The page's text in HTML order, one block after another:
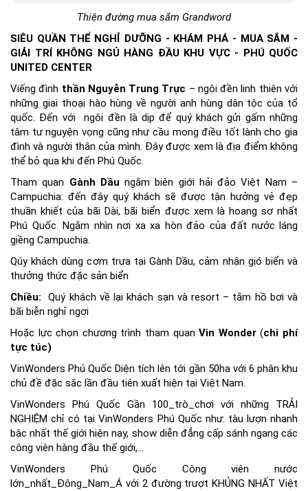
Thiên đường mua sắm Grandword
SIÊU QUẦN THỂ NGHỈ DƯỠNG - KHÁM PHÁ - MUA SẮM -
GIẢI TRÍ KHÔNG NGỦ HÀNG ĐẦU KHU VỰC - PHÚ QUỐC
UNITED CENTER
Viếng đình thần Nguyễn Trung Trực – ngôi đền linh thiên với
những giai thoại hào hùng về người anh hùng dân tộc của tổ
quốc. Đến với ngôi đền là dịp để quý khách gửi gấm những
tâm tư nguyện vọng cũng như cầu mong điều tốt lành cho gia
đình và người thân của mình. Đây được xem là địa điểm không
thể bỏ qua khi đến Phú Quốc.
Tham quan Gành Dầu ngắm biên giới hải đảo Việt Nam –
Campuchia: đến đây quý khách sẽ được tận hưởng vẻ đẹp
thuần khiết của bãi Dài, bãi biển được xem là hoang sơ nhất
Phú Quốc. Ngắm nhìn nơi xa xa hòn đảo của đất nước láng
giềng Campuchia.
Qúy khách dùng cơm trưa tại Gành Dầu, cảm nhận gió biển và
thưởng thức đặc sản biển
Chiều: Quý khách về lại khách sạn và resort – tắm hồ bơi và
bãi biễn nghỉ ngơi
Hoặc lực chọn chương trình tham quanVin Wonder(chi phí
tực túc)
VinWonders Phú Quốc Diện tích lên tới gần 50ha với 6 phân khu
chủ đề đặc sắc lần đầu tiên xuất hiện tại Việt Nam.
VinWonders Phú Quốc Gần 100_trò_chơi với những TRẢI
NGHIỆM chỉ có tại VinWonders Phú Quốc như: tàu lượn nhanh
bậc nhất thế giới hiện nay, show diễn đẳng cấp sánh ngang các
công viên hàng đầu thế giới,…
VinWonders Phú Quốc Công viên nước
lớn_nhất_Đông_Nam_Á với 2 đường trượt KHỦNG NHẤT Việt